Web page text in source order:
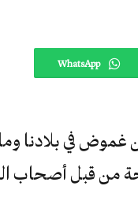
WhatsApp
غموض في
من قبل أصحاب